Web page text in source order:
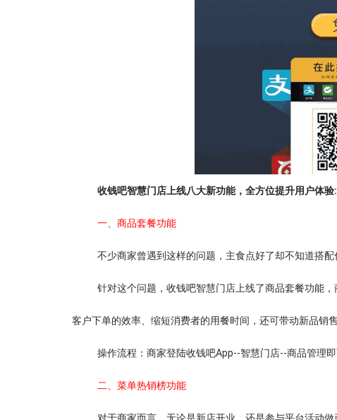
收钱吧智慧门店上线八大新功能，全方位提升用户体验:
一、商品套餐功能
不少商家曾遇到这样的问题，主食点好了却不知道搭
针对这个问题，收钱吧智慧门店上线了商品套餐功能
客户下单的效率、缩短消费者的用餐时间，还可带动新品销售
操作流程：商家登陆收钱吧App--智慧门店--商品管理即
二、菜单热销榜功能